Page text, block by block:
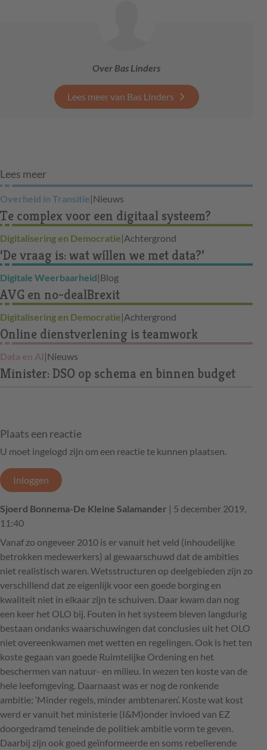
Over Bas Linders
Lees meer van Bas Linders
Lees meer
Overheid in Transitie|Nieuws
Te complex voor een digitaal systeem?
Digitalisering en Democratie|Achtergrond
‘De vraag is: wat wíllen we met data?’
Digitale Weerbaarheid|Blog
AVG en no-dealBrexit
Digitalisering en Democratie|Achtergrond
Online dienstverlening is teamwork
Data en AI |Nieuws
Minister: DSO op schema en binnen budget
Plaats een reactie
U moet ingelogd zijn om een reactie te kunnen plaatsen.
Inloggen
Sjoerd Bonnema-De Kleine Salamander | 5 december 2019,
11:40
Vanaf zo ongeveer 2010 is er vanuit het veld (inhoudelijke
betrokken medewerkers) al gewaarschuwd dat de ambities
niet realistisch waren. Wetsstructuren op deelgebieden zijn zo
verschillend dat ze eigenlijk voor een goede borging en
kwaliteit niet in elkaar zijn te schuiven. Daar kwam dan nog
een keer het OLO bij. Fouten in het systeem bleven langdurig
bestaan ondanks waarschuwingen dat conclusies uit het OLO
niet overeenkwamen met wetten en regelingen. Ook is het ten
koste gegaan van goede Ruimtelijke Ordening en het
beschermen van natuur- en milieu. In wezen ten koste van de
hele leefomgeving. Daarnaast was er nog de ronkende
ambitie; ‘Minder regels, minder ambtenaren’. Koste wat kost
werd er vanuit het ministerie (I&M)onder invloed van EZ
doorgedramd teneinde de politiek ambitie vorm te geven.
Daarbij zijn ook goed geïnformeerde en soms rebellerende